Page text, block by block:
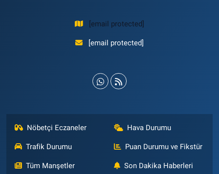
[email protected]
[email protected]
Nöbetçi Eczaneler Hava Durumu
Trafik Durumu Puan Durumu ve Fikstür
Tüm Manşetler Son Dakika Haberleri